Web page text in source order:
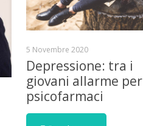
5 Novembre 2020
Depressione: tra i
giovani allarme per
psicofarmaci